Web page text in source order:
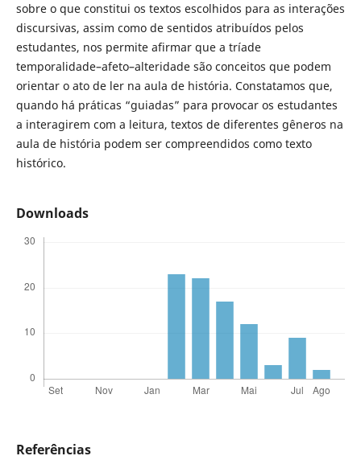
sobre o que constitui os textos escolhidos para as interações
discursivas, assim como de sentidos atribuídos pelos
estudantes, nos permite afirmar que a tríade
temporalidade–afeto–alteridade são conceitos que podem
orientar o ato de ler na aula de história. Constatamos que,
quando há práticas “guiadas” para provocar os estudantes
a interagirem com a leitura, textos de diferentes gêneros na
aula de história podem ser compreendidos como texto
histórico.
Downloads
Referências